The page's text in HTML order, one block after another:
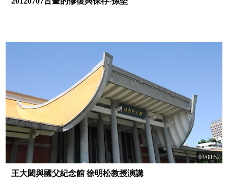
03:08:52
王大閎與國父紀念館 徐明松教授演講